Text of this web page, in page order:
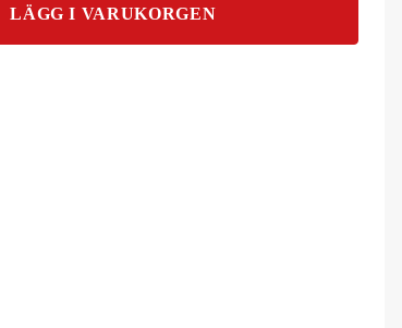
LÄGG I VARUKORGEN